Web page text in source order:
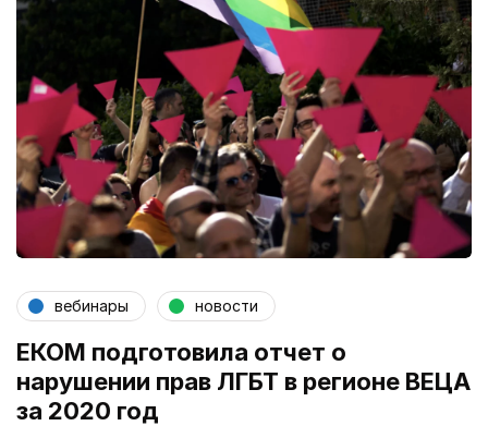
вебинары новости
ЕКОМ подготовила отчет о
нарушении прав ЛГБТ в регионе ВЕЦА
за 2020 год